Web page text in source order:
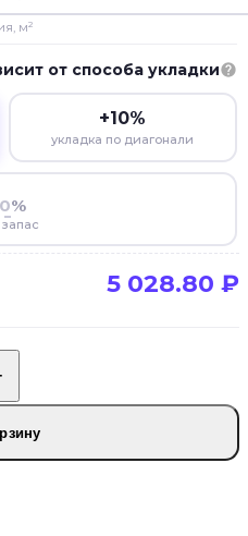
м²
от способа укладки
+10%
укладка по диагонали
%
5 028.80 ₽